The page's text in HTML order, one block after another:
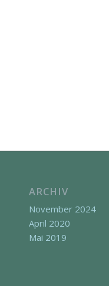
ARCHIV
November 2024
April 2020
Mai 2019